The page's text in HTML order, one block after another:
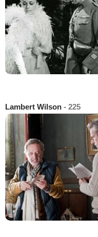
Lambert Wilson - 225